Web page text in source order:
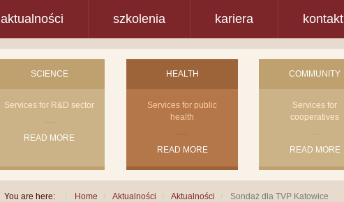
aktualności szkolenia kariera kontakt
SCIENCE
Services for R&D sector
READ MORE
HEALTH
Services for public
health
READ MORE
COMMUNITY
Services for
cooperatives
READ MORE
You are here: Home Aktualności Aktualności Sondaż dla TVP Katowice